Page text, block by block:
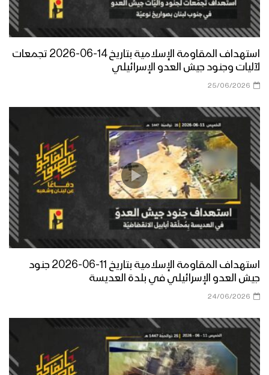
استهداف المقاومة الإسلامية بتاريخ 14-06-2026 تجمعات
لآليات وجنود جيش العدو الإسرائيلي
25/06/2026
استهداف المقاومة الإسلامية بتاريخ 11-06-2026 جنود
جيش العدو الإسرائيلي في بلدة العديسة
24/06/2026